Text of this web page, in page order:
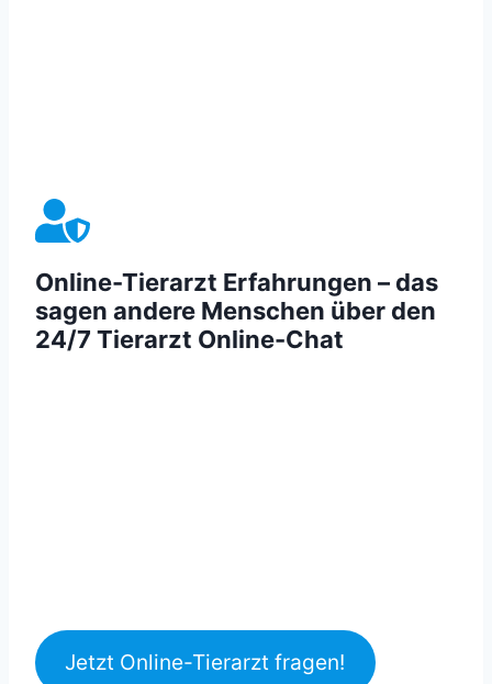
Online-Tierarzt Erfahrungen – das
sagen andere Menschen über den
24/7 Tierarzt Online-Chat
Jetzt Online-Tierarzt fragen!